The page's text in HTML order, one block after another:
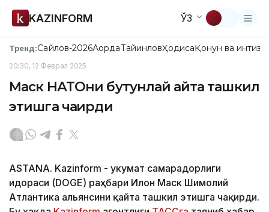
KAZINFORM ЎЗ
Тренд:Сайлов-2026АқордаТайинловҲодисаҚонун ва
20:30, 12 Феврал 2025
Маск НАТОни бутунлай қайта ташкил
этишга чақирди
ASTANA. Kazinform - Ҳукумат самарадорлиги
идораси (DOGE) раҳбари Илон Маск Шимолий
Атлантика альянсини қайта ташкил этишга чақирди.